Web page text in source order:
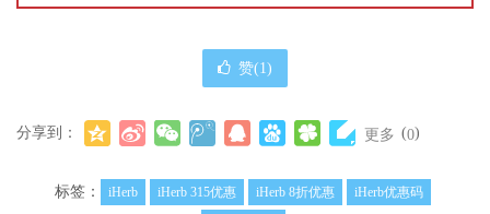
赞(1)
分享到： 更多 (0)
标签： iHerb iHerb 315优惠 iHerb 8折优惠
iHerb优惠码